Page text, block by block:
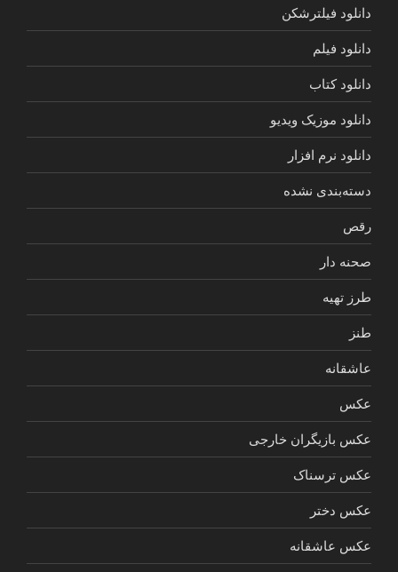
دانلود فیلترشکن
دانلود فیلم
دانلود کتاب
دانلود موزیک ویدیو
دانلود نرم افزار
دسته‌بندی نشده
رقص
صحنه دار
طرز تهیه
طنز
عاشقانه
عکس
عکس بازیگران خارجی
عکس ترسناک
عکس دختر
عکس عاشقانه